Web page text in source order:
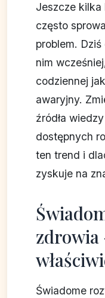
Jeszcze kilka
często
problem.
nim
codziennej
awaryjny.
źródła
dostępnych
ten trend i
zyskuje na
zdrowia
Świadome